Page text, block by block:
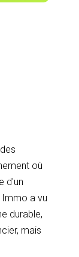
où
d'un
a vu
durable,
mais